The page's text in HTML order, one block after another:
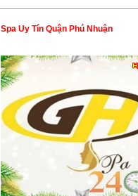
Spa Uy Tín Quận Phú Nhuận